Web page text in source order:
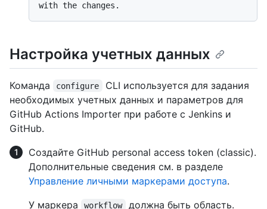
Настройка учетных данных
Команда configure
CLI используется для задания
необходимых учетных данных и параметров для
GitHub Actions Importer при работе с Jenkins и
GitHub.
Создайте GitHub personal access token (classic).
Дополнительные сведения см. в разделе
Управление личными маркерами доступа.
У маркера
workflow
должна быть область.